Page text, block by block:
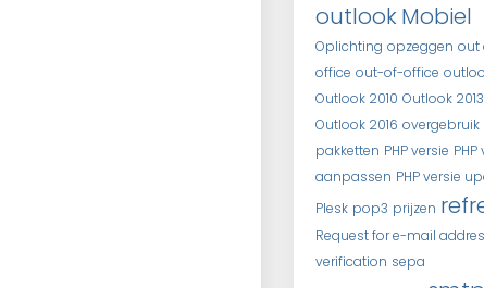
outlookMobiel
Oplichting opzeggen out
office out-of-office
Outlook 2010 Outlook 2013
Outlook 2016 overgebruik
pakketten PHP versie PHP
aanpassen PHP versie
Plesk pop3 prijzen
Request for e-mail
verification sepa